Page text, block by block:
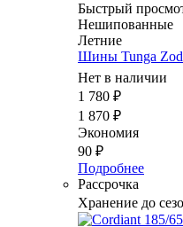
Быстрый
Нешипованные
Летние
Шины Tunga
Нет в наличии
1 780 ₽
1 870 ₽
Экономия
90 ₽
Подробнее
Рассрочка
Хранение до